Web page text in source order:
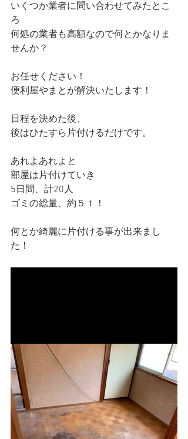
いくつか業者に問い合わせてみたとこ
ろ
何処の業者も高額なので何とかなりま
せんか？
お任せください！
便利屋やまとが解決いたします！
日程を決めた後、
後はひたすら片付けるだけです。
あれよあれよと
部屋は片付けていき
5日間、計20人
ゴミの総量、約５ｔ！
何とか綺麗に片付ける事が出来まし
た！